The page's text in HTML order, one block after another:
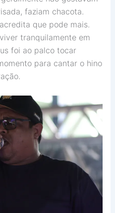
faziam chacota.
que pode mais.
tranquilamente em
foi ao palco tocar
para cantar o hino